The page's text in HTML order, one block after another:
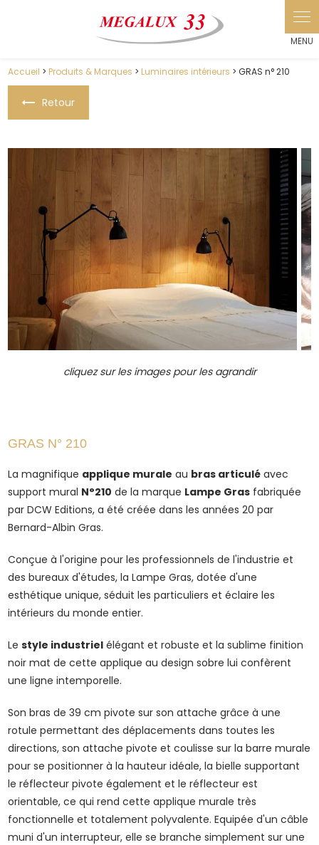
Accueil > Produits & Marques > Luminaires intérieurs > GRAS n° 210
Retour
cliquez sur les images pour les agrandir
GRAS N° 210
La magnifique applique murale au bras articulé avec
support mural N°210 de la marque Lampe Gras fabriquée
par DCW Editions, a été créée dans les années 20 par
Bernard-Albin Gras.
Conçue à l'origine pour les professionnels de l'industrie et
des bureaux d'études, la Lampe Gras, dotée d'une
esthétique unique, séduit les particuliers et éclaire les
intérieurs du monde entier.
Lestyle industriel élégant et robuste et la sublime finition
noir mat de cette applique au design sobre lui confèrent
une ligne intemporelle.
Son bras de 39 cm pivote sur son attache grâce à une
rotule permettant des déplacements dans toutes les
directions, son attache pivote et coulisse sur la barre murale
pour se positionner à la hauteur idéale, la bielle supportant
le réflecteur pivote également et le réflecteur est
orientable, ce qui rend cette applique murale très
fonctionnelle et totalement polyvalente. Equipée d'un câble
muni d'un interrupteur, elle se branche simplement sur une